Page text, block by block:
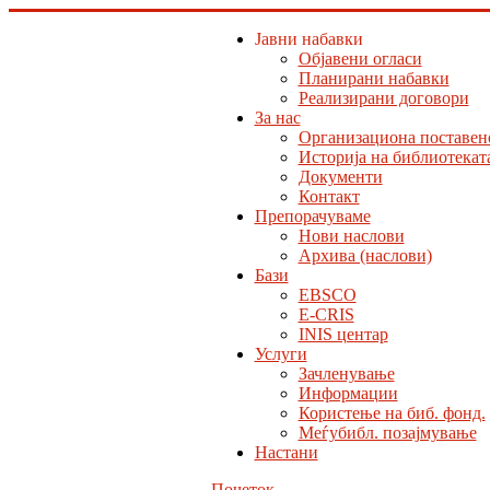
Јавни набавки
Објавени огласи
Планирани набавки
Реализирани договори
За нас
Организациона
Историја на
Документи
Контакт
Препорачуваме
Нови наслови
Архива (наслови)
Бази
EBSCO
E-CRIS
INIS центар
Услуги
Зачленување
Информации
Користење на биб. фонд.
Меѓубибл. позајмување
Настани